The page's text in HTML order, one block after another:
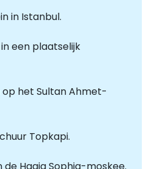
in Istanbul.
een plaatselijk
het Sultan Ahmet-
Topkapi.